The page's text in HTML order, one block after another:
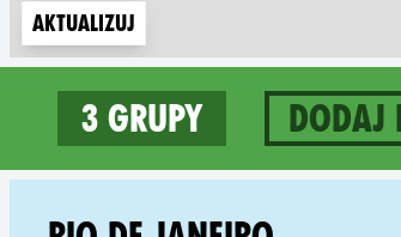
Aktualizuj
3 grupy Dodaj
3 groups in Brazil